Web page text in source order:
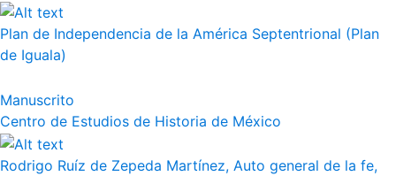
Plan de Independencia de la América Septentrional (Plan
de Iguala)
Manuscrito
Centro de Estudios de Historia de México
Rodrigo Ruíz de Zepeda Martínez, Auto general de la fe,